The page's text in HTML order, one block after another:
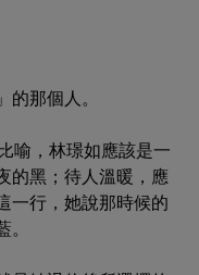
的那個人。
喻，林璟如應該是一
的黑；待人溫暖，應
一行，她說那時候的
。